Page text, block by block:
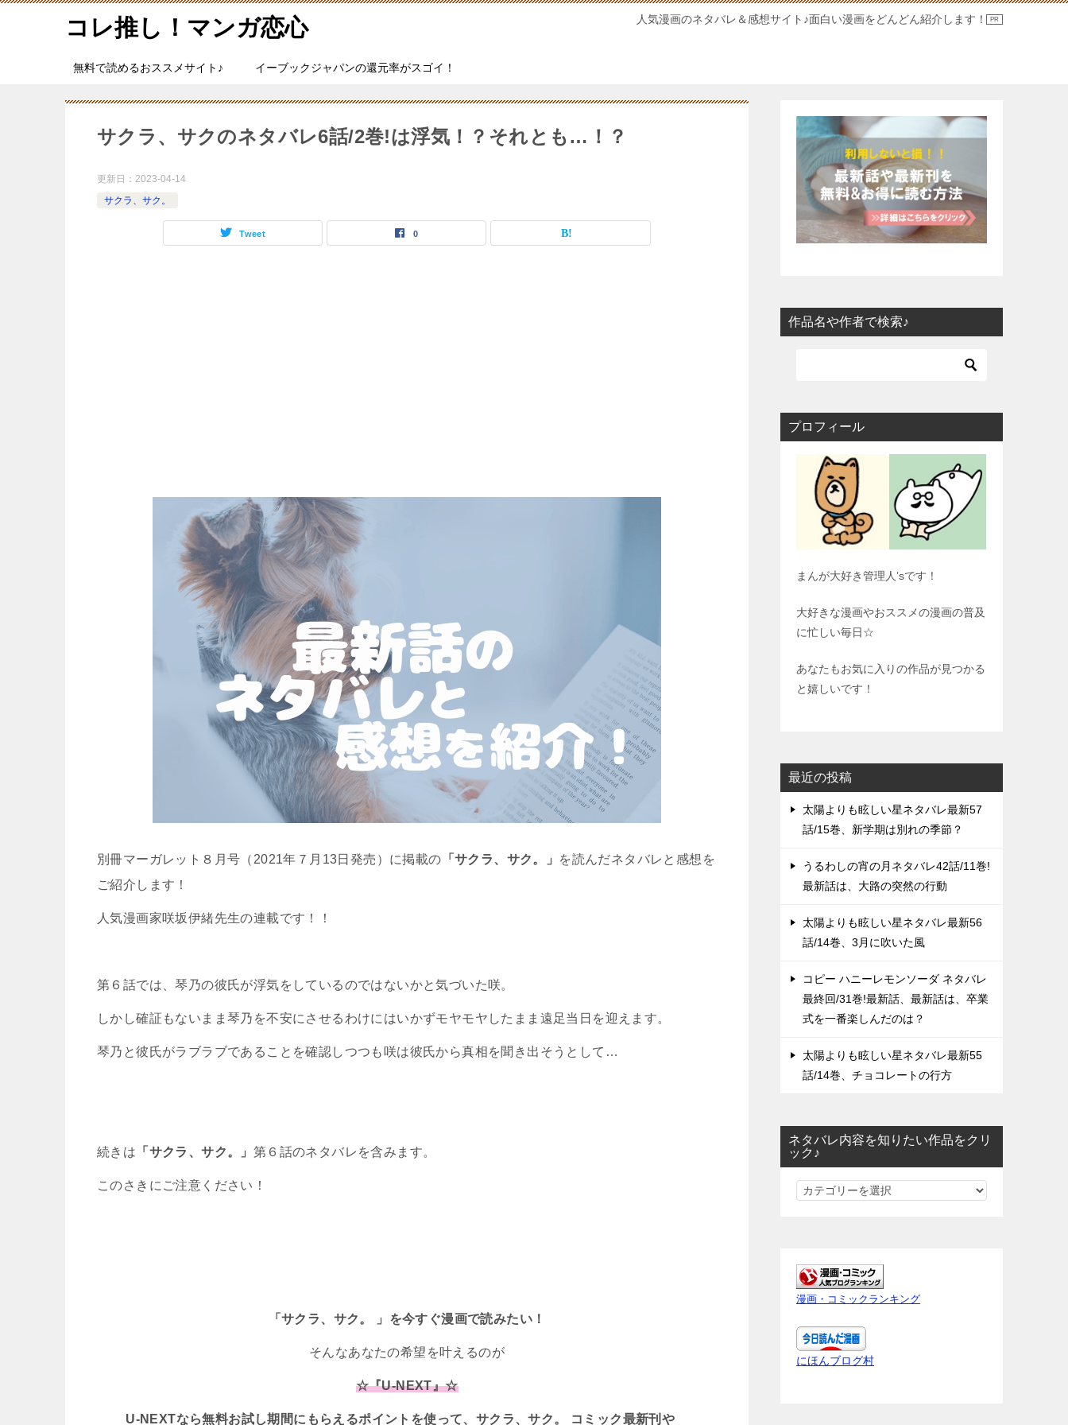
コレ推し！マンガ恋心 人気漫画のネタバレ＆感想サイト♪面白い漫画をどんどん紹介します！
無料で読めるおススメサイト♪ イーブックジャパンの還元率がスゴイ！
サクラ、サクのネタバレ6話/2巻!は浮気！？それとも…！？
更新日： 2023-04-14
サクラ、サク。
Tweet 0
別冊マーガレット８月号（2021年７月13日発売）に掲載の 「サクラ、サク。」
を読んだネタバレと感想を
ご紹介します！
人気漫画家咲坂伊緒先生の連載です！！
第６話では、琴乃の彼氏が浮気をしているのではないかと気づいた咲。
しかし確証もないまま琴乃を不安にさせるわけにはいかずモヤモヤしたまま遠足当日を迎えます。
琴乃と彼氏がラブラブであることを確認しつつも咲は彼氏から真相を聞き出そうとして…
続きは 「サクラ、サク。」 第６話のネタバレを含みます。
このさきにご注意ください！
「サクラ、サク。 」を今すぐ漫画で読みたい！
そんなあなたの希望を叶えるのが
☆『U-NEXT』☆
U-NEXTなら無料お試し期間にもらえるポイントを使って、サクラ、サク。 コミック最新刊や
作品名や作者で検索♪
プロフィール
まんが大好き管理人’sです！
大好きな漫画やおススメの漫画の普及
に忙しい毎日☆
あなたもお気に入りの作品が見つかる
と嬉しいです！
最近の投稿
太陽よりも眩しい星ネタバレ最新57
話/15巻、新学期は別れの季節？
うるわしの宵の月ネタバレ42話/11巻!
最新話は、大路の突然の行動
太陽よりも眩しい星ネタバレ最新56
話/14巻、3月に吹いた風
コピー ハニーレモンソーダ ネタバレ
最終回/31巻!最新話、最新話は、卒業
式を一番楽しんだのは？
太陽よりも眩しい星ネタバレ最新55
話/14巻、チョコレートの行方
ネタバレ内容を知りたい作品をクリ
ック♪
ネ
内
容
を
知
り
た
漫画・コミックランキング
にほんブログ村